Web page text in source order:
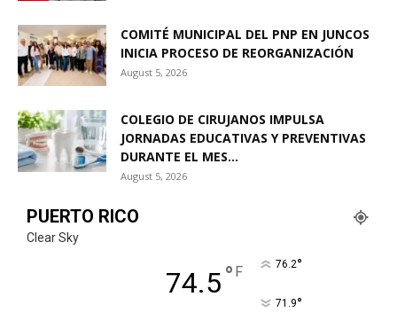
COMITÉ MUNICIPAL DEL PNP EN JUNCOS
INICIA PROCESO DE REORGANIZACIÓN
August 5, 2026
COLEGIO DE CIRUJANOS IMPULSA
JORNADAS EDUCATIVAS Y PREVENTIVAS
DURANTE EL MES...
August 5, 2026
PUERTO RICO
Clear Sky
74.5° F 76.2°
71.9°